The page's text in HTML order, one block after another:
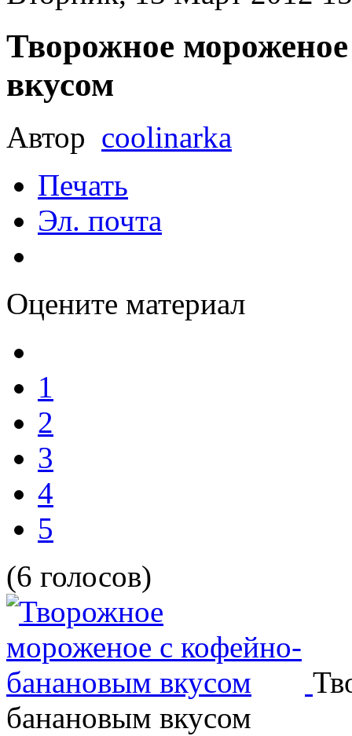
Творожное
вкусом
Автор coolinarka
Печать
Эл. почта
Оцените материал
1
2
3
4
5
(6 голосов)
банановым вкусом